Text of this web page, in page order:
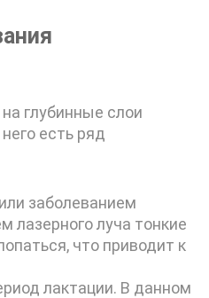
глубинные слои
есть ряд
заболеванием
лазерного луча тонкие
что приводит к
лактации. В данном